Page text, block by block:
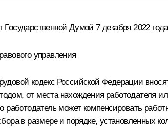
Государственной Думой 7 декабря 2022
управления
кодекс Российской Федерации
от места нахождения работодателя
работодатель может компенсировать
в размере и порядке, установленных